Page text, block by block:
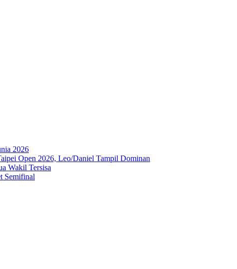
2026
Open 2026, Leo/Daniel Tampil Dominan
Wakil Tersisa
Semifinal